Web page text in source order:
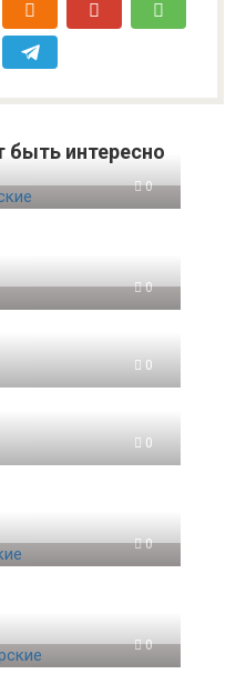
интересно
0
0
0
0
0
0